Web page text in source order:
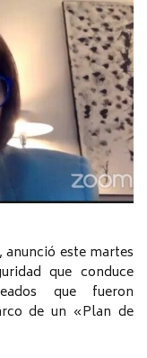
este martes
que conduce
que fueron
de un «Plan de